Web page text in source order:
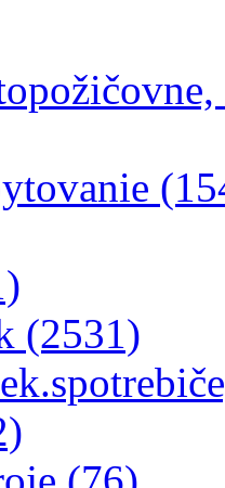
(2531)